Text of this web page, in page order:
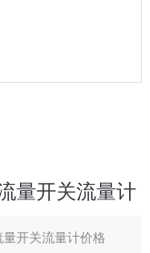
量开关流量计
开关流量计价格